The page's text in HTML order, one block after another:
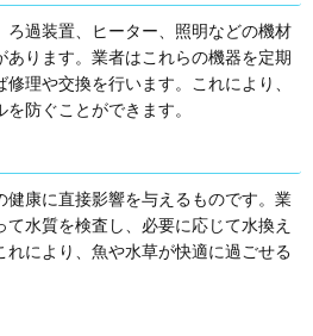
ろ過装置、ヒーター、照明などの機材
ります。業者はこれらの機器を定期
理や交換を行います。これにより、
防ぐことができます。
健康に直接影響を与えるものです。業
水質を検査し、必要に応じて水換え
により、魚や水草が快適に過ごせる